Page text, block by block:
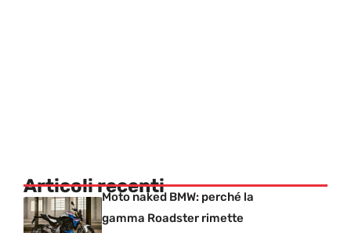
Articoli recentiMoto naked BMW: perché la
gamma Roadster rimette